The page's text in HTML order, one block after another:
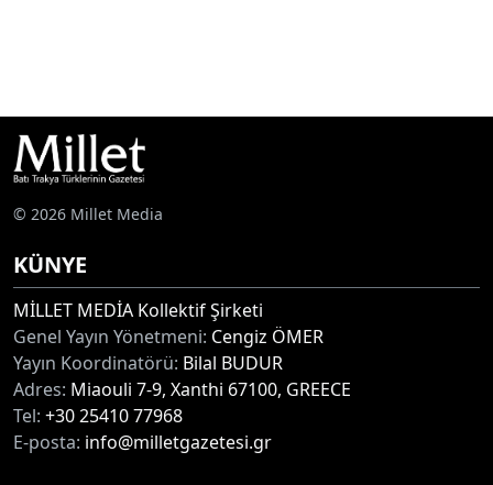
© 2026 Millet Media
KÜNYE
MİLLET MEDİA Kollektif Şirketi
Genel Yayın Yönetmeni: Cengiz ÖMER
Yayın Koordinatörü: Bilal BUDUR
Adres: Miaouli 7-9, Xanthi 67100, GREECE
Tel: +30 25410 77968
E-posta: info@milletgazetesi.gr